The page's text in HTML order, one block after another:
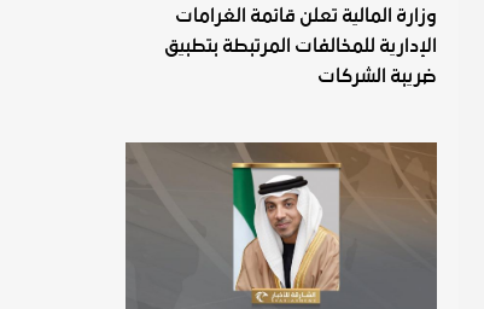
وزارة المالية تعلن قائمة الغرامات
الإدارية للمخالفات المرتبطة بتطبيق
ضريبة الشركات